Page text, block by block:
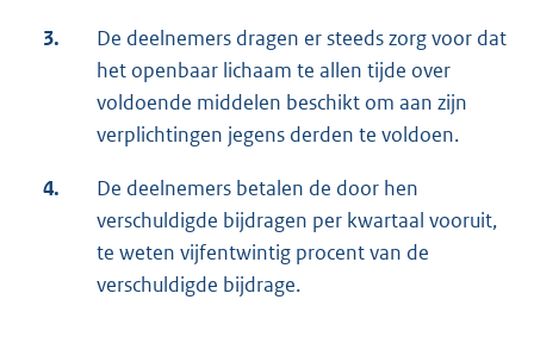
3.
De deelnemers dragen er steeds zorg voor dat
het openbaar lichaam te allen tijde over
voldoende middelen beschikt om aan zijn
verplichtingen jegens derden te voldoen.
4.
De deelnemers betalen de door hen
verschuldigde bijdragen per kwartaal vooruit,
te weten vijfentwintig procent van de
verschuldigde bijdrage.